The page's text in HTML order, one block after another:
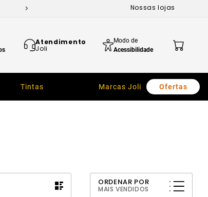
Nossas lojas
Atendimento
Joli
Modo de
Acessibilidade
Tintas Marcas Joli Ofertas
ORDENAR POR
MAIS VENDIDOS